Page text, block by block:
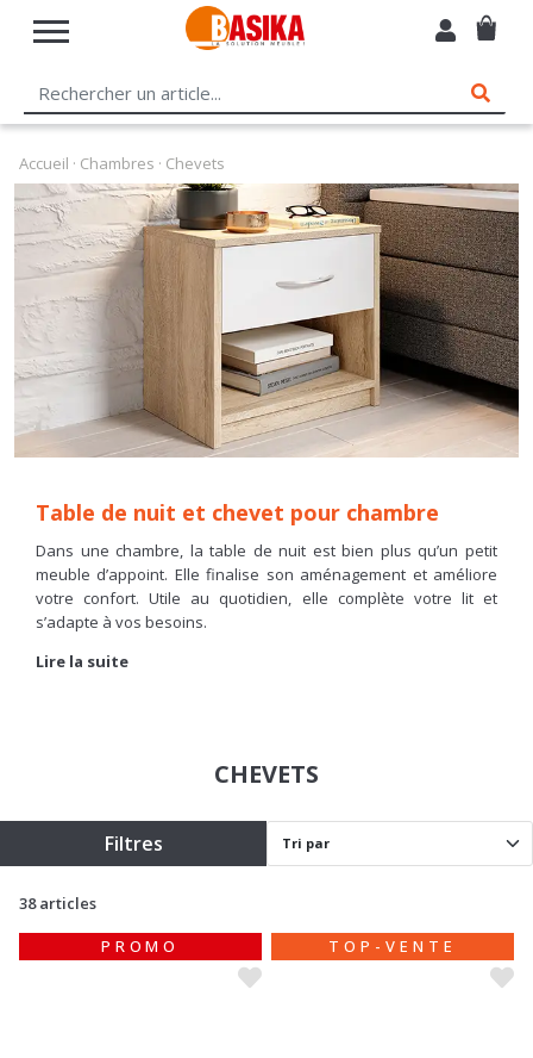
Accueil · Chambres · Chevets
Table de nuit et chevet pour chambre
Dans une chambre, la table de nuit est bien plus qu’un petit
meuble d’appoint. Elle finalise son aménagement et améliore
votre confort. Utile au quotidien, elle complète votre lit et
s’adapte à vos besoins.
C’est pourquoi, chez Basika, nous vous proposons une belle
Lire la suite
CHEVETS
Filtres
38 articles
PROMO TOP-VENTE